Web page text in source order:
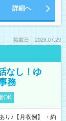
詳細へ
掲載日：2026.07.29
なし！ゆ
務
OK
り♪【月収例】 ・約